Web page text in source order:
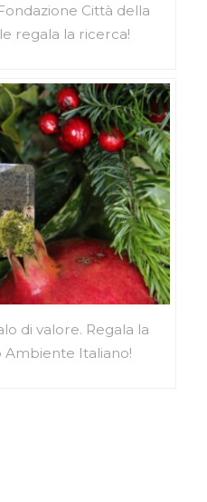
Città della
regala la ricerca!
di valore. Regala la
Ambiente Italiano!